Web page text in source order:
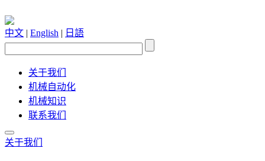
中文 | English | 日語
关于我们
机械自动化
机械知识
联系我们
关于我们